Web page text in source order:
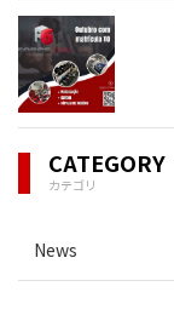
CATEGORY
カテゴリ
News